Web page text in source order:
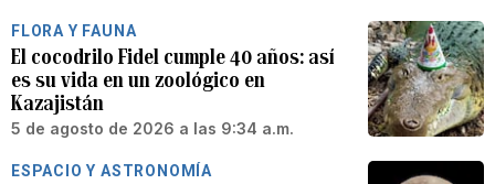
FLORA Y FAUNA
El cocodrilo Fidel cumple 40 años: así
es su vida en un zoológico en
Kazajistán
5 de agosto de 2026 a las 9:34 a.m.
ESPACIO Y ASTRONOMÍA